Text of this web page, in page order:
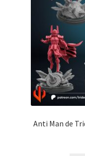
Anti Man de